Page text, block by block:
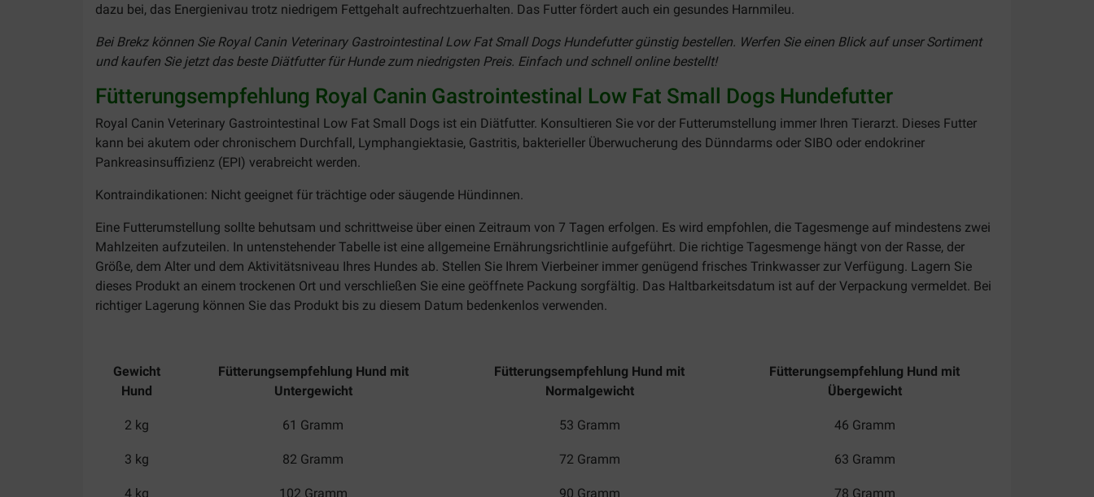
dazu bei, das Energienivau trotz niedrigem Fettgehalt aufrechtzuerhalten. Das Futter fördert auch ein gesundes Harnmileu.
Bei Brekz können Sie Royal Canin Veterinary Gastrointestinal Low Fat Small Dogs Hundefutter günstig bestellen. Werfen Sie einen Blick auf unser Sortiment
und kaufen Sie jetzt das beste Diätfutter für Hunde zum niedrigsten Preis. Einfach und schnell online bestellt!
Fütterungsempfehlung Royal Canin Gastrointestinal Low Fat Small Dogs Hundefutter
Royal Canin Veterinary Gastrointestinal Low Fat Small Dogs ist ein Diätfutter. Konsultieren Sie vor der Futterumstellung immer Ihren Tierarzt. Dieses Futter
kann bei akutem oder chronischem Durchfall, Lymphangiektasie, Gastritis, bakterieller Überwucherung des Dünndarms oder SIBO oder endokriner
Pankreasinsuffizienz (EPI) verabreicht werden.
Kontraindikationen: Nicht geeignet für trächtige oder säugende Hündinnen.
Eine Futterumstellung sollte behutsam und schrittweise über einen Zeitraum von 7 Tagen erfolgen. Es wird empfohlen, die Tagesmenge auf mindestens zwei
Mahlzeiten aufzuteilen. In untenstehender Tabelle ist eine allgemeine Ernährungsrichtlinie aufgeführt. Die richtige Tagesmenge hängt von der Rasse, der
Größe, dem Alter und dem Aktivitätsniveau Ihres Hundes ab. Stellen Sie Ihrem Vierbeiner immer genügend frisches Trinkwasser zur Verfügung. Lagern Sie
dieses Produkt an einem trockenen Ort und verschließen Sie eine geöffnete Packung sorgfältig. Das Haltbarkeitsdatum ist auf der Verpackung vermeldet. Bei
richtiger Lagerung können Sie das Produkt bis zu diesem Datum bedenkenlos verwenden.
Gewicht
Hund
Fütterungsempfehlung Hund mit
Untergewicht
Fütterungsempfehlung Hund mit
Normalgewicht
Fütterungsempfehlung Hund mit
Übergewicht
2 kg 61 Gramm 53 Gramm 46 Gramm
3 kg 82 Gramm 72 Gramm 63 Gramm
4 kg 102 Gramm 90 Gramm 78 Gramm